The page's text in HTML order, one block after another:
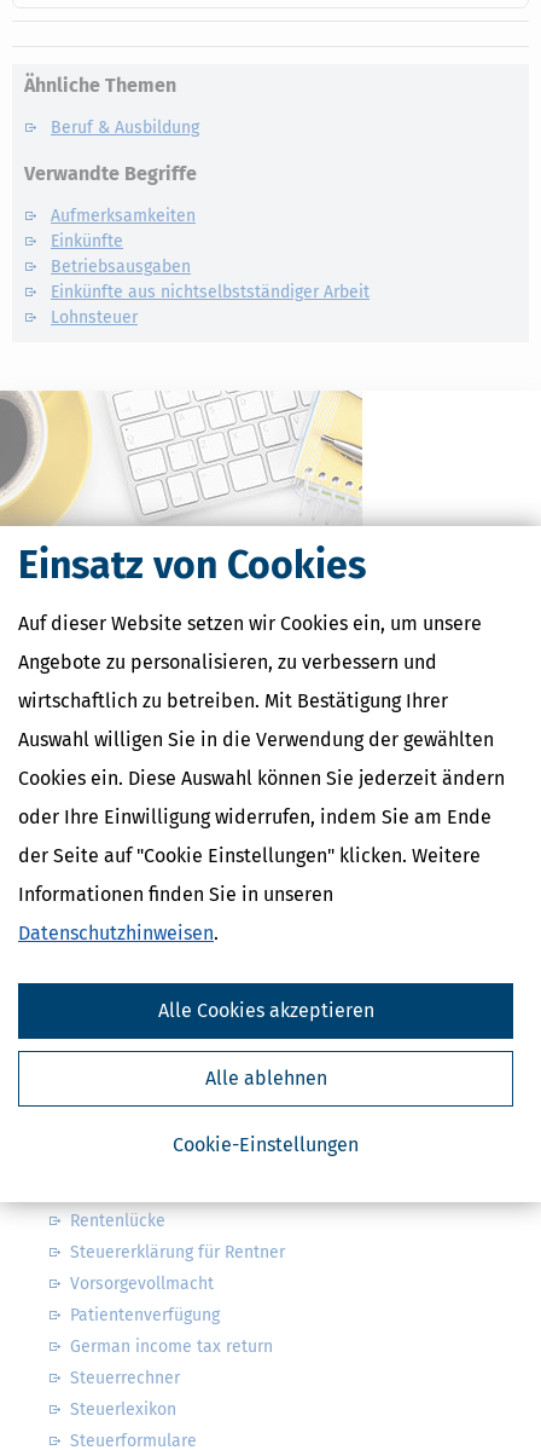
Einsatz von Cookies
Auf dieser Website setzen wir Cookies ein, um unsere
Angebote zu personalisieren, zu verbessern und
wirtschaftlich zu betreiben. Mit Bestätigung Ihrer
Auswahl willigen Sie in die Verwendung der gewählten
Cookies ein. Diese Auswahl können Sie jederzeit ändern
oder Ihre Einwilligung widerrufen, indem Sie am Ende
der Seite auf "Cookie Einstellungen" klicken. Weitere
Informationen finden Sie in unseren
Datenschutzhinweisen.
Cookie-Einstellungen
Alle ablehnen
Alle Cookies akzeptieren
Ähnliche Themen
Beruf & Ausbildung
Verwandte Begriffe
Aufmerksamkeiten
Einkünfte
Betriebsausgaben
Einkünfte aus nichtselbstständiger Arbeit
Lohnsteuer
Kostenlose Steuertipps & News
Steuertipps Selbstständige
Geldtipps
Ja, ich möchte die kostenlosen Newsletter
von Steuertipps abonnieren. Die
Meine Einwilligung kann ich jederzeit durch
Steuerwelten
Steuersoftware
Rentenlücke
Steuererklärung für Rentner
Vorsorgevollmacht
Patientenverfügung
German income tax return
Steuerrechner
Steuerlexikon
Steuerformulare